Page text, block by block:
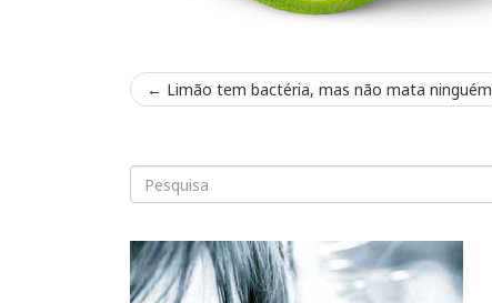
← Limão tem bactéria, mas não mata ninguém